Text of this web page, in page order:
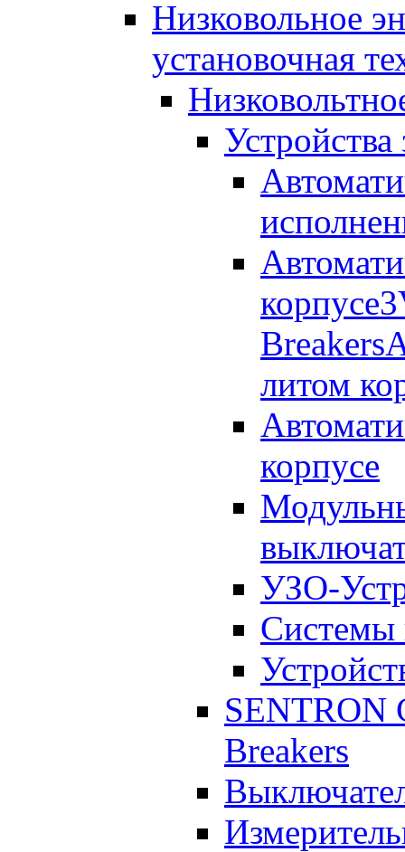
Низковольное
установочная
корпусе
Breakers
литом
корпусе
УЗО-
Системы
SENTRON
Breakers